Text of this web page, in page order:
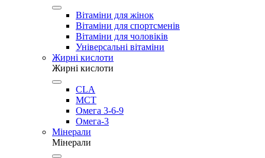
Вітаміни для жінок
Вітаміни для спортсменів
Вітаміни для чоловіків
Універсальні вітаміни
Жирні кислоти
Жирні кислоти
CLA
MCT
Омега 3-6-9
Омега-3
Мінерали
Мінерали